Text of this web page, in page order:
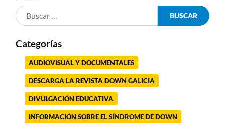
Categorías
AUDIOVISUAL Y DOCUMENTALES
DESCARGA LA REVISTA DOWN GALICIA
DIVULGACIÓN EDUCATIVA
INFORMACIÓN SOBRE EL SÍNDROME DE DOWN